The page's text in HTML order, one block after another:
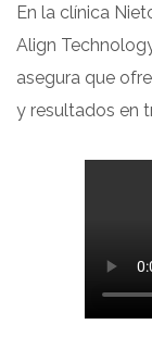
En la clínica
Align
asegura que
y resultados en